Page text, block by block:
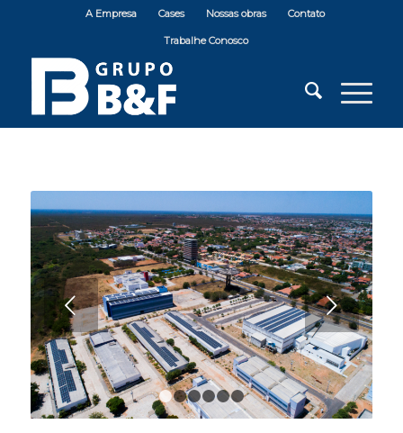
A Empresa Cases Nossas obras Contato
Trabalhe Conosco
Próximo
1 2 3 4 5 6